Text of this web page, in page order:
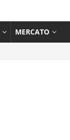
MERCATO